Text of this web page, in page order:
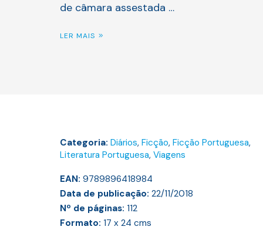
de câmara assestada …
LER MAIS
Categoria: Diários, Ficção, Ficção Portuguesa,
Literatura Portuguesa, Viagens
EAN: 9789896418984
Data de publicação: 22/11/2018
Nº de páginas: 112
Formato: 17 x 24 cms